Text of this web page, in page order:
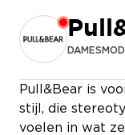
Pull&Bear is
stijl, die
voelen in wat